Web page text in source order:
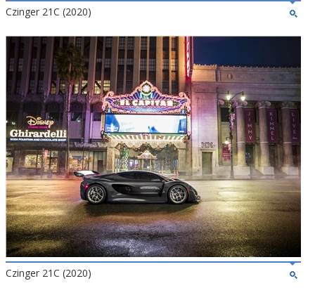
Czinger 21C (2020)
Czinger 21C (2020)